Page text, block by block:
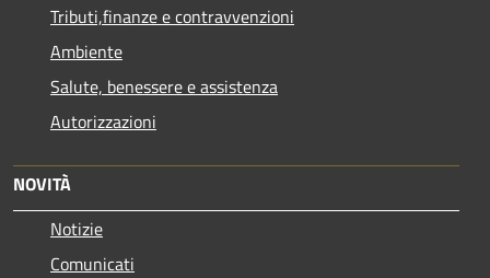
Tributi,finanze e contravvenzioni
Ambiente
Salute, benessere e assistenza
Autorizzazioni
NOVITÀ
Notizie
Comunicati